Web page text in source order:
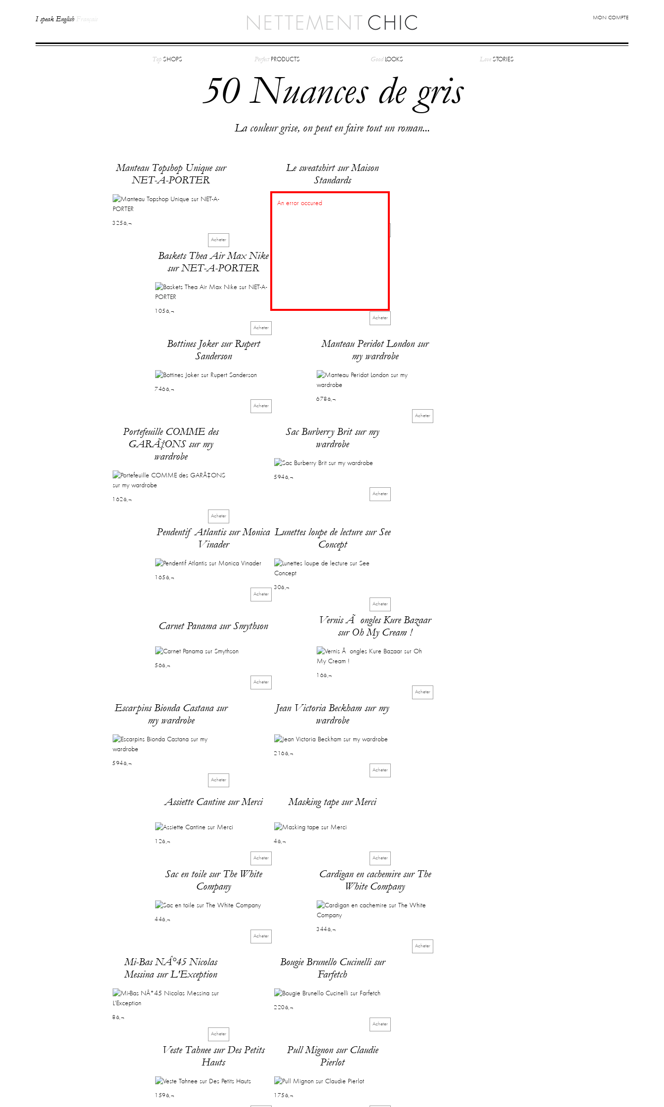
I speak English Français MON COMPTE
TopSHOPS PerfectPRODUCTS GoodLOOKS Love STORIES
50 Nuances de gris
La couleur grise, on peut en faire tout un roman...
Manteau Topshop Unique sur
NET-A-PORTER
325â‚¬
Acheter
Le sweatshirt sur Maison
Standards
Baskets Thea Air Max Nike
sur NET-A-PORTER
105â‚¬
Acheter
Acheter
Bottines Joker sur Rupert
Sanderson
746â‚¬
Acheter
Manteau Peridot London sur
my wardrobe
678â‚¬
Acheter
Portefeuille COMME des
GARÃ‡ONS sur my
wardrobe
162â‚¬
Acheter
Sac Burberry Brit sur my
wardrobe
594â‚¬
Acheter
Pendentif Atlantis sur Monica
Vinader
165â‚¬
Acheter
Lunettes loupe de lecture sur See
Concept
30â‚¬
Acheter
Carnet Panama sur Smythson
56â‚¬
Acheter
Vernis Ã ongles Kure Bazaar
sur Oh My Cream !
16â‚¬
Acheter
Escarpins Bionda Castana sur
my wardrobe
594â‚¬
Acheter
Jean Victoria Beckham sur my
wardrobe
216â‚¬
Acheter
Assiette Cantine sur Merci
12â‚¬
Acheter
Masking tape sur Merci
4â‚¬
Acheter
Sac en toile sur The White
Company
44â‚¬
Acheter
Cardigan en cachemire sur The
White Company
344â‚¬
Acheter
Mi-Bas NÂ°45 Nicolas
Messina sur L'Exception
8â‚¬
Acheter
Bougie Brunello Cucinelli sur
Farfetch
220â‚¬
Acheter
Veste Tahnee sur Des Petits
Hauts
159â‚¬
Pull Mignon sur Claudie
Pierlot
175â‚¬
An error occured